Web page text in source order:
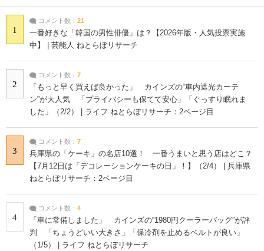
1
コメント数： 21
一番好きな「韓国の男性俳優」は？【2026年版・人気投票実施
中】 | 芸能人 ねとらぼリサーチ
2
コメント数： 7
「もっと早く買えば良かった」 カインズの“車内遮光カーテ
ン”が大人気 「プライバシーも保てて安心」「ぐっすり眠れま
した」（2/2） | ライフ ねとらぼリサーチ：2ページ目
3
コメント数： 7
兵庫県の「ケーキ」の名店10選！ 一番うまいと思う店はどこ？
【7月12日は「デコレーションケーキの日」！】（2/4） | 兵庫県
ねとらぼリサーチ：2ページ目
4
コメント数： 4
「車に常備しました」 カインズの“1980円クーラーバッグ”が評
判 「ちょうどいい大きさ」「保冷剤を止めるベルトが良い」
（1/5） | ライフ ねとらぼリサーチ